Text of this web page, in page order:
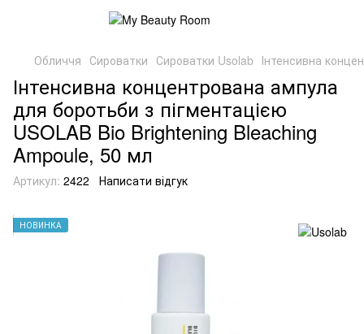
Обличчя Сироватки Сироватки Usolab Інтенсивна
Інтенсивна концентрована ампула
для боротьби з пігментацією
USOLAB Bio Brightening Bleaching
Ampoule, 50 мл
Артикул: 2422 Написати відгук
НОВИНКА